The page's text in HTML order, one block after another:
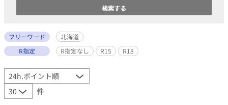
フリーワード
北海道
R指定
R指定なし R15 R18
件